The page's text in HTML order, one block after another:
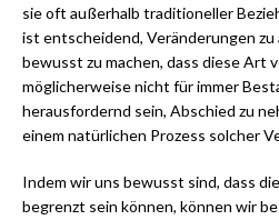
sie oft außerhalb traditioneller
ist entscheidend, Veränderungen zu
bewusst zu machen, dass diese Art
möglicherweise nicht für immer
herausfordernd sein, Abschied zu
einem natürlichen Prozess solcher
Indem wir uns bewusst sind, dass
begrenzt sein können, können wir